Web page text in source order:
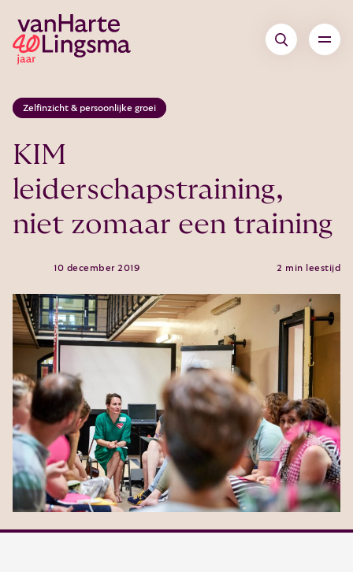
Zelfinzicht & persoonlijke groei
KIM
leiderschapstraining,
niet zomaar een training
10 december 2019 2 min leestijd